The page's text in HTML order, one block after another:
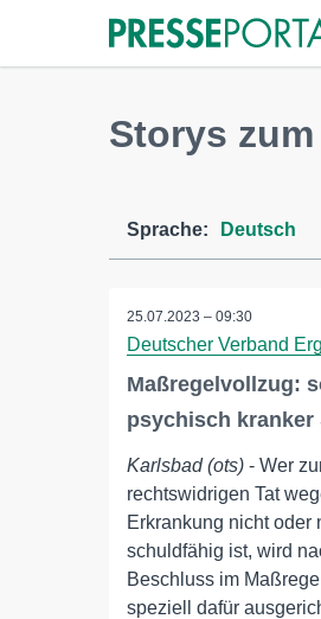
Storys
Sprache: Deutsch
25.07.2023 – 09:30
Deutscher Verband
Maßregelvollzug:
psychisch
Karlsbad (ots) - Wer
rechtswidrigen Tat
Erkrankung nicht oder
schuldfähig ist, wird
Beschluss im
speziell dafür